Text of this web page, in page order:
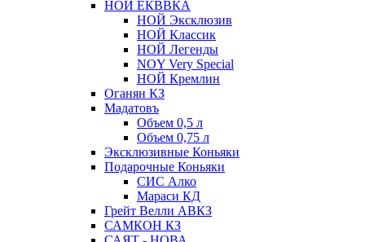
НОЙ ЕКВВКА
НОЙ Эксклюзив
НОЙ Классик
НОЙ Легенды
NOY Very Speсial
НОЙ Кремлин
Оганян КЗ
Мадатовъ
Объем 0,5 л
Объем 0,75 л
Эксклюзивные Коньяки
Подарочные Коньяки
СИС Алко
Мараси КД
Грейт Велли АВКЗ
САМКОН КЗ